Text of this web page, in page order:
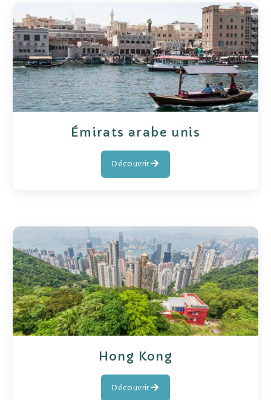
Émirats arabe unis
Découvrir
Hong Kong
Découvrir